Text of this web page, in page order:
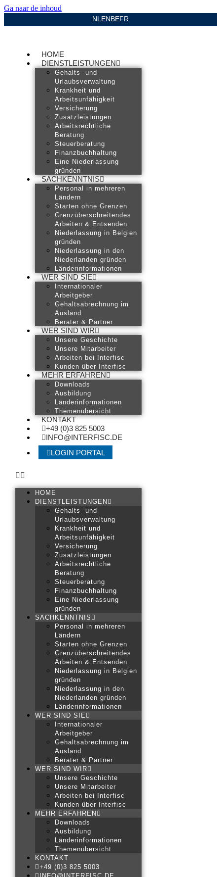
Ga naar de inhoud
NLENBEFR
HOME
DIENSTLEISTUNGEN
Gehalts- und
Urlaubsverwaltung
Krankheit und
Arbeitsunfähigkeit
Versicherung
Zusatzleistungen
Arbeitsrechtliche
Beratung
Steuerberatung
Finanzbuchhaltung
Eine Niederlassung
gründen
SACHKENNTNIS
Personal in mehreren
Ländern
Starten ohne Grenzen
Grenzüberschreitendes
Arbeiten & Entsenden
Niederlassung in Belgien
gründen
Niederlassung in den
Niederlanden gründen
Länderinformationen
WER SIND SIE
Internationaler
Arbeitgeber
Gehaltsabrechnung im
Ausland
Berater & Partner
WER SIND WIR
Unsere Geschichte
Unsere Mitarbeiter
Arbeiten bei Interfisc
Kunden über Interfisc
MEHR ERFAHREN
Downloads
Ausbildung
Länderinformationen
Themenübersicht
KONTAKT
+49 (0)3 825 5003
INFO@INTERFISC.DE
LOGIN PORTAL
HOME
DIENSTLEISTUNGEN
Gehalts- und
Urlaubsverwaltung
Krankheit und
Arbeitsunfähigkeit
Versicherung
Zusatzleistungen
Arbeitsrechtliche
Beratung
Steuerberatung
Finanzbuchhaltung
Eine Niederlassung
gründen
SACHKENNTNIS
Personal in mehreren
Ländern
Starten ohne Grenzen
Grenzüberschreitendes
Arbeiten & Entsenden
Niederlassung in Belgien
gründen
Niederlassung in den
Niederlanden gründen
Länderinformationen
WER SIND SIE
Internationaler
Arbeitgeber
Gehaltsabrechnung im
Ausland
Berater & Partner
WER SIND WIR
Unsere Geschichte
Unsere Mitarbeiter
Arbeiten bei Interfisc
Kunden über Interfisc
MEHR ERFAHREN
Downloads
Ausbildung
Länderinformationen
Themenübersicht
KONTAKT
+49 (0)3 825 5003